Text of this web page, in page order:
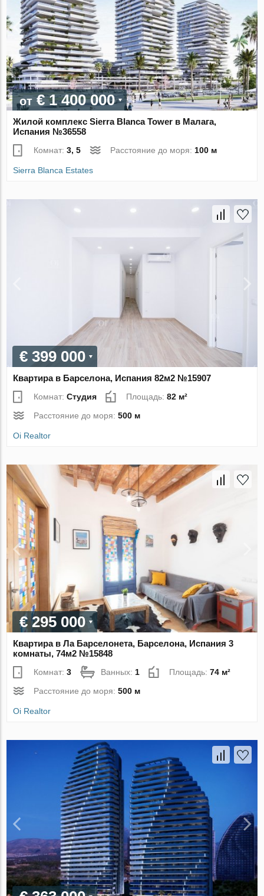
от€ 1 400 000
Жилой комплекс Sierra Blanca Tower в Малага,
Испания №36558
Комнат:3, 5 Расстояние до моря: 100 м
Sierra Blanca Estates
€ 399 000
Квартира в Барселона, Испания 82м2 №15907
Комнат:Студия Площадь:82 м²
Расстояние до моря:500 м
Oi Realtor
€ 295 000
Квартира в Ла Барселонета, Барселона, Испания 3
комнаты, 74м2 №15848
Комнат:3 Ванных: 1 Площадь:74 м²
Расстояние до моря:500 м
Oi Realtor